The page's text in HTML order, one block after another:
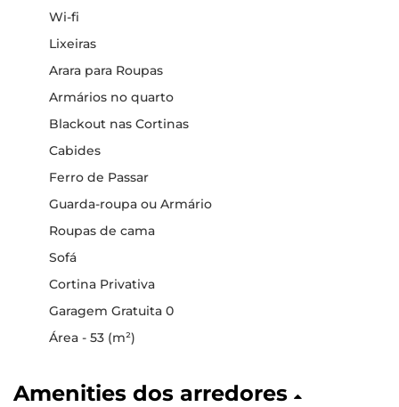
Wi-fi
Lixeiras
Arara para Roupas
Armários no quarto
Blackout nas Cortinas
Cabides
Ferro de Passar
Guarda-roupa ou Armário
Roupas de cama
Sofá
Cortina Privativa
Garagem Gratuita 0
Área - 53 (m²)
Amenities dos arredores